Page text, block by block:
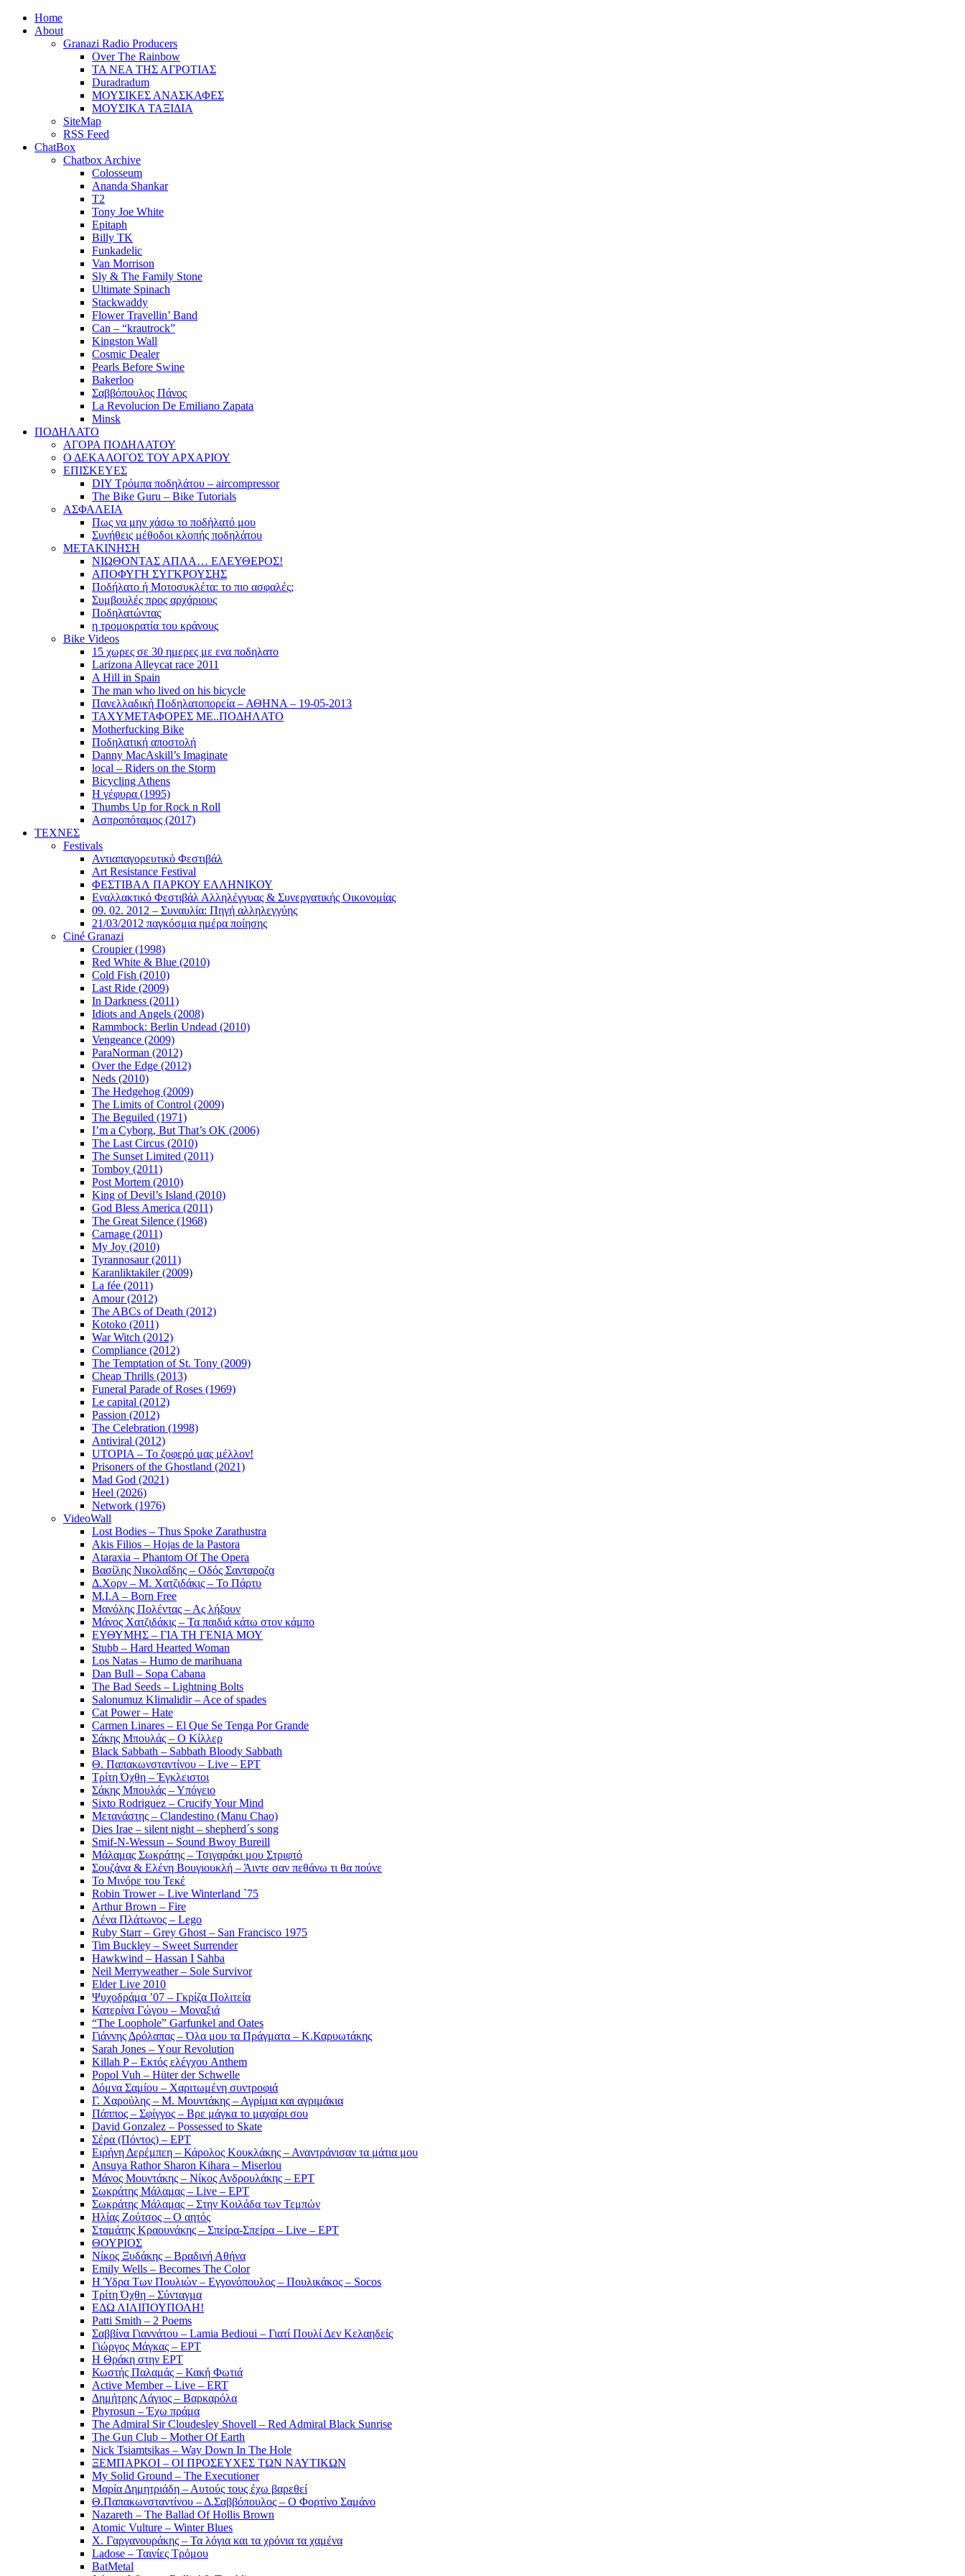
Home
About
Granazi Radio Producers
Over The Rainbow
ΤΑ ΝΕΑ ΤΗΣ ΑΓΡΟΤΙΑΣ
Duradradum
ΜΟΥΣΙΚΕΣ ΑΝΑΣΚΑΦΕΣ
ΜΟΥΣΙΚΑ ΤΑΞΙΔΙΑ
SiteMap
RSS Feed
ChatBox
Chatbox Archive
Colosseum
Ananda Shankar
T2
Tony Joe White
Epitaph
Billy TK
Funkadelic
Van Morrison
Sly & The Family Stone
Ultimate Spinach
Stackwaddy
Flower Travellin’ Band
Can – “krautrock”
Kingston Wall
Cosmic Dealer
Pearls Before Swine
Bakerloo
Σαββόπουλος Πάνος
La Revolucion De Emiliano Zapata
Minsk
ΠΟΔΗΛΑΤΟ
ΑΓΟΡΑ ΠΟΔΗΛΑΤΟΥ
Ο ΔΕΚΑΛΟΓΟΣ ΤΟΥ ΑΡΧΑΡΙΟΥ
ΕΠΙΣΚΕΥΕΣ
DIY Τρόμπα ποδηλάτου – aircompressor
The Bike Guru – Bike Tutorials
ΑΣΦΑΛΕΙΑ
Πως να μην χάσω το ποδήλατό μου
Συνήθεις μέθοδοι κλοπής ποδηλάτου
ΜΕΤΑΚΙΝΗΣΗ
ΝΙΩΘΟΝΤΑΣ ΑΠΛΑ… ΕΛΕΥΘΕΡΟΣ!
ΑΠΟΦΥΓΗ ΣΥΓΚΡΟΥΣΗΣ
Ποδήλατο ή Μοτοσυκλέτα: το πιο ασφαλές;
Συμβουλές προς αρχάριους
Ποδηλατώντας
η τρομοκρατία του κράνους
Bike Videos
15 χωρες σε 30 ημερες με ενα ποδηλατο
Larizona Alleycat race 2011
A Hill in Spain
The man who lived on his bicycle
Πανελλαδική Ποδηλατοπορεία – ΑΘΗΝΑ – 19-05-2013
ΤΑΧΥΜΕΤΑΦΟΡΕΣ ΜΕ..ΠΟΔΗΛΑΤΟ
Motherfucking Bike
Ποδηλατική αποστολή
Danny MacAskill’s Imaginate
local – Riders on the Storm
Bicycling Athens
Η γέφυρα (1995)
Thumbs Up for Rock n Roll
Ασπροπόταμος (2017)
ΤΕΧΝΕΣ
Festivals
Αντιαπαγορευτικό Φεστιβάλ
Art Resistance Festival
ΦΕΣΤΙΒΑΛ ΠΑΡΚΟΥ ΕΛΛΗΝΙΚΟΥ
Εναλλακτικό Φεστιβάλ Αλληλέγγυας & Συνεργατικής Οικονομίας
09. 02. 2012 – Συναυλία: Πηγή αλληλεγγύης
21/03/2012 παγκόσμια ημέρα ποίησης
Ciné Granazi
Croupier (1998)
Red White & Blue (2010)
Cold Fish (2010)
Last Ride (2009)
In Darkness (2011)
Idiots and Angels (2008)
Rammbock: Berlin Undead (2010)
Vengeance (2009)
ParaNorman (2012)
Over the Edge (2012)
Neds (2010)
The Hedgehog (2009)
The Limits of Control (2009)
The Beguiled (1971)
I’m a Cyborg, But That’s OK (2006)
The Last Circus (2010)
The Sunset Limited (2011)
Tomboy (2011)
Post Mortem (2010)
King of Devil’s Island (2010)
God Bless America (2011)
The Great Silence (1968)
Carnage (2011)
My Joy (2010)
Tyrannosaur (2011)
Karanliktakiler (2009)
La fée (2011)
Amour (2012)
The ABCs of Death (2012)
Kotoko (2011)
War Witch (2012)
Compliance (2012)
The Temptation of St. Tony (2009)
Cheap Thrills (2013)
Funeral Parade of Roses (1969)
Le capital (2012)
Passion (2012)
The Celebration (1998)
Antiviral (2012)
UTOPIA – Το ζοφερό μας μέλλον!
Prisoners of the Ghostland (2021)
Mad God (2021)
Heel (2026)
Network (1976)
VideoWall
Lost Bodies – Thus Spoke Zarathustra
Akis Filios – Hojas de la Pastora
Ataraxia – Phantom Of The Opera
Βασίλης Νικολαΐδης – Οδός Σανταροζα
Δ.Χορν – Μ. Χατζιδάκις – Το Πάρτυ
M.I.A – Born Free
Μανόλης Πολέντας – Ας λήξουν
Μάνος Χατζιδάκις – Τα παιδιά κάτω στον κάμπο
ΕΥΘΥΜΗΣ – ΓΙΑ ΤΗ ΓΕΝΙΑ ΜΟΥ
Stubb – Hard Hearted Woman
Los Natas – Humo de marihuana
Dan Bull – Sopa Cabana
The Bad Seeds – Lightning Bolts
Salonumuz Klimalidir – Ace of spades
Cat Power – Hate
Carmen Linares – El Que Se Tenga Por Grande
Σάκης Μπουλάς – Ο Κίλλερ
Black Sabbath – Sabbath Bloody Sabbath
Θ. Παπακωνσταντίνου – Live – ΕΡΤ
Τρίτη Όχθη – Έγκλειστοι
Σάκης Μπουλάς – Υπόγειο
Sixto Rodriguez – Crucify Your Mind
Μετανάστης – Clandestino (Manu Chao)
Dies Irae – silent night – shepherd´s song
Smif-N-Wessun – Sound Bwoy Bureill
Mάλαμας Σωκράτης – Τσιγαράκι μου Στριφτό
Σουζάνα & Ελένη Βουγιουκλή – Άιντε σαν πεθάνω τι θα πούνε
Το Μινόρε του Τεκέ
Robin Trower – Live Winterland `75
Arthur Brown – Fire
Λένα Πλάτωνος – Lego
Ruby Starr – Grey Ghost – San Francisco 1975
Tim Buckley – Sweet Surrender
Hawkwind – Hassan I Sahba
Neil Merryweather – Sole Survivor
Elder Live 2010
Ψυχοδράμα ’07 – Γκρίζα Πολιτεία
Κατερίνα Γώγου – Μοναξιά
“The Loophole” Garfunkel and Oates
Γιάννης Δρόλαπας – Όλα μου τα Πράγματα – Κ.Καρυωτάκης
Sarah Jones – Υour Revolution
Killah P – Εκτός ελέγχου Anthem
Popol Vuh – Hüter der Schwelle
Δόμνα Σαμίου – Χαριτωμένη συντροφιά
Γ. Χαρούλης – Μ. Μουντάκης – Αγρίμια και αγριμάκια
Πάππος – Σφίγγος – Βρε μάγκα το μαχαίρι σου
David Gonzalez – Possessed to Skate
Σέρα (Πόντος) – ΕΡΤ
Ειρήνη Δερέμπεη – Κάρολος Κουκλάκης – Αναντράνισαν τα μάτια μου
Ansuya Rathor Sharon Kihara – Miserlou
Μάνος Μουντάκης – Νίκος Ανδρουλάκης – ΕΡΤ
Σωκράτης Μάλαμας – Live – ΕΡΤ
Σωκράτης Μάλαμας – Στην Κοιλάδα των Τεμπών
Ηλίας Ζούτσος – Ο αητός
Σταμάτης Κραουνάκης – Σπείρα-Σπείρα – Live – ΕΡΤ
ΘΟΥΡΙΟΣ
Νίκος Ξυδάκης – Βραδινή Αθήνα
Emily Wells – Becomes The Color
Η Ύδρα Των Πουλιών – Εγγονόπουλος – Πουλικάκος – Socos
Τρίτη Όχθη – Σύνταγμα
ΕΔΩ ΛΙΛΙΠΟΥΠΟΛΗ!
Patti Smith – 2 Poems
Σαββίνα Γιαννάτου – Lamia Bedioui – Γιατί Πουλί Δεν Κελαηδείς
Γιώργος Μάγκας – ΕΡΤ
Η Θράκη στην ΕΡΤ
Κωστής Παλαμάς – Κακή Φωτιά
Active Member – Live – ERT
Δημήτρης Λάγιος – Βαρκαρόλα
Phyrosun – Έχω πράμα
The Admiral Sir Cloudesley Shovell – Red Admiral Black Sunrise
The Gun Club – Mother Of Earth
Nick Tsiamtsikas – Way Down In The Hole
ΞΕΜΠΑΡΚΟΙ – ΟΙ ΠΡΟΣΕΥΧΕΣ ΤΩΝ ΝΑΥΤΙΚΩΝ
My Solid Ground – The Executioner
Μαρία Δημητριάδη – Αυτούς τους έχω βαρεθεί
Θ.Παπακωνσταντίνου – Δ.Σαββόπουλος – Ο Φορτίνο Σαμάνο
Nazareth – The Ballad Of Hollis Brown
Atomic Vulture – Winter Blues
Χ. Γαργανουράκης – Τα λόγια και τα χρόνια τα χαμένα
Ladose – Ταινίες Τρόμου
BatMetal